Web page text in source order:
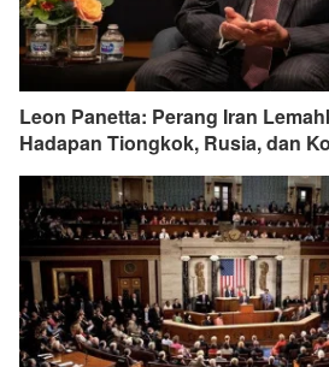
Leon Panetta: Perang Iran
Hadapan Tiongkok, Rusia, dan